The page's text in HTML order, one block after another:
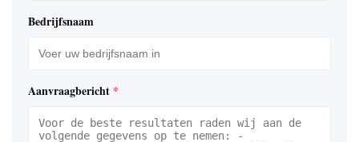
Bedrijfsnaam
Aanvraagbericht *